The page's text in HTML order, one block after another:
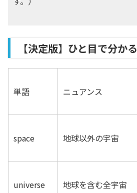
【決定版】ひと目で分か
単語 ニュアンス
space 地球以外の宇宙
universe 地球を含む全宇宙